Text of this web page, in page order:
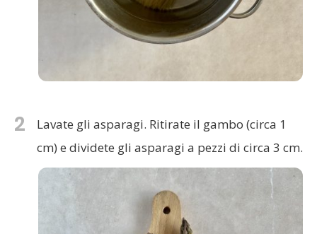
2
Lavate gli asparagi. Ritirate il gambo (circa 1
cm) e dividete gli asparagi a pezzi di circa 3 cm.